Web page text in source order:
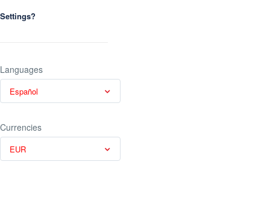
Settings?
Languages
Español
Currencies
EUR